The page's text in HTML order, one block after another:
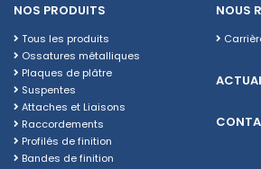
NOS PRODUITS
Tous les produits
Ossatures métalliques
Plaques de plâtre
Suspentes
Attaches et Liaisons
Raccordements
Profilés de finition
Bandes de finition
NOUS